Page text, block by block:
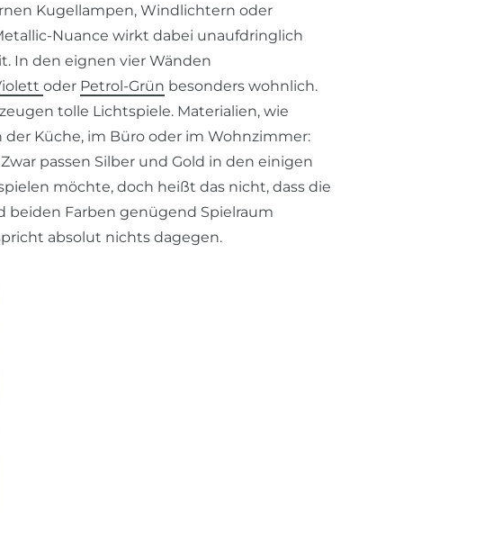
Kugellampen, Windlichtern oder
Nuance wirkt dabei unaufdringlich
In den eignen vier Wänden
oder Petrol-Grün besonders wohnlich.
tolle Lichtspiele. Materialien, wie
Küche, im Büro oder im Wohnzimmer:
passen Silber und Gold in den einigen
möchte, doch heißt das nicht, dass die
Farben genügend Spielraum
absolut nichts dagegen.